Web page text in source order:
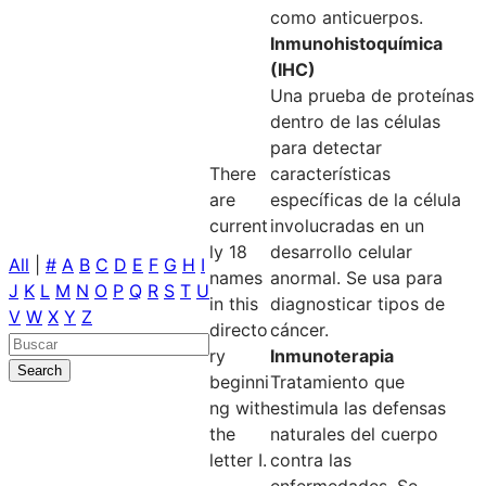
All # A B C D E F G H I
J K L M N O P Q R S T U
V W X Y Z
There
are
current
ly 18
names
in this
directo
ry
beginni
ng with
the
letter I.
como anticuerpos.
Inmunohistoquímica
(IHC)
Una prueba de proteínas
dentro de las células
para detectar
características
específicas de la célula
involucradas en un
desarrollo celular
anormal. Se usa para
diagnosticar tipos de
cáncer.
Inmunoterapia
Tratamiento que
estimula las defensas
naturales del cuerpo
contra las